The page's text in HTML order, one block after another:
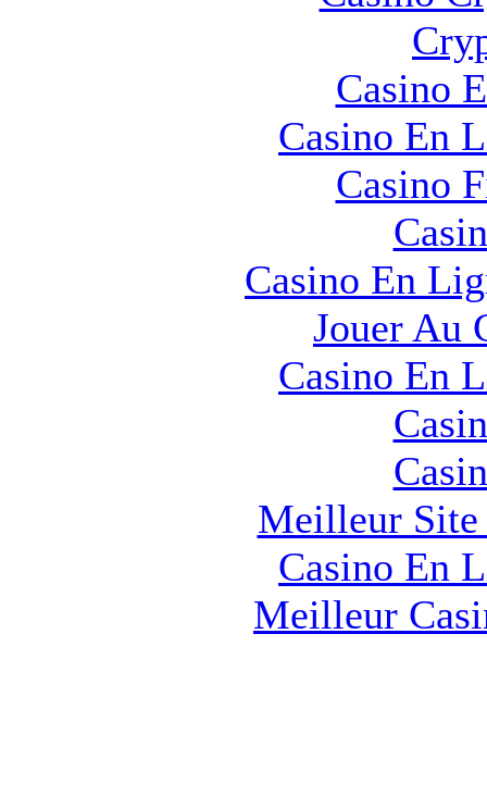
Casino
Casino En
Casino
Casino En
Jouer Au
Casino En
Meilleur Site
Casino En
Meilleur